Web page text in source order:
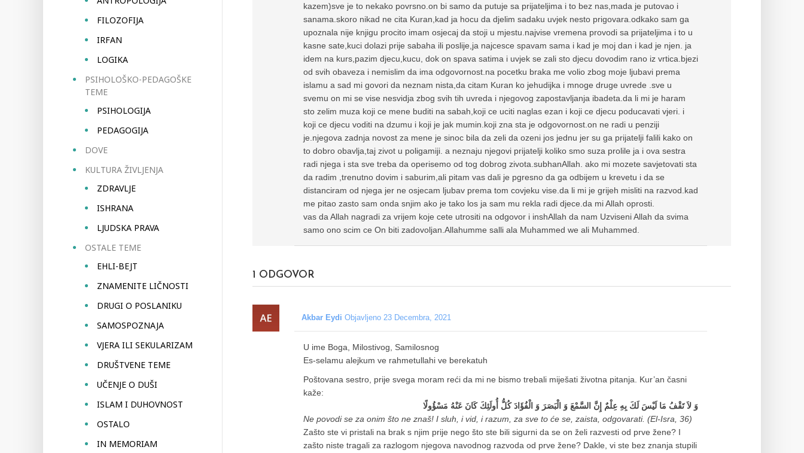
FILOZOFIJA
IRFAN
LOGIKA
PSIHOLOŠKO-PEDAGOŠKE
TEME
PSIHOLOGIJA
PEDAGOGIJA
DOVE
KULTURA ŽIVLJENJA
ZDRAVLJE
ISHRANA
LJUDSKA PRAVA
OSTALE TEME
EHLI-BEJT
ZNAMENITE LIČNOSTI
DRUGI O POSLANIKU
SAMOSPOZNAJA
VJERA ILI SEKULARIZAM
DRUŠTVENE TEME
UČENJE O DUŠI
ISLAM I DUHOVNOST
OSTALO
IN MEMORIAM
kazem)sve je to nekako povrsno.on bi samo da putuje sa prijateljima i to bez nas,mada je putovao i
sanama.skoro nikad ne cita Kuran,kad ja hocu da djelim sadaku uvjek nesto prigovara.odkako sam ga
upoznala nije knjigu procito imam osjecaj da stoji u mjestu.najvise vremena provodi sa prijateljima i to u
kasne sate,kuci dolazi prije sabaha ili poslije,ja najcesce spavam sama i kad je moj dan i kad je njen. ja
idem na kurs,pazim djecu,kucu, dok on spava satima i uvjek se zali sto djecu dovodim rano iz vrtica.bjezi
od svih obaveza i nemislim da ima odgovornost.na pocetku braka me volio zbog moje ljubavi prema
islamu a sad mi govori da neznam nista,da citam Kuran ko jehudijka i mnoge druge uvrede .sve u
svemu on mi se vise nesvidja zbog svih tih uvreda i njegovog zapostavljanja ibadeta.da li mi je haram
sto zelim muza koji ce mene buditi na sabah,koji ce uciti naglas ezan i koji ce djecu poducavati vjeri. i
koji ce djecu voditi na dzumu i koji je jak mumin.koji zna sta je odgovornost.on ne radi u penziji
je.njegova zadnja novost za mene je sinoc bila da zeli da ozeni jos jednu jer su ga prijatelji falili kako on
to dobro obavlja,taj zivot u poligamiji. a neznaju njegovi prijatelji koliko smo suza prolile ja i ova sestra
radi njega i sta sve treba da operisemo od tog dobrog zivota.subhanAllah. ako mi mozete savjetovati sta
da radim ,trenutno dovim i saburim,ali pitam vas dali je pgresno da ga odbijem u krevetu i da se
distanciram od njega jer ne osjecam ljubav prema tom covjeku vise.da li mi je grijeh misliti na razvod.kad
me pitao zasto sam onda snjim ako je tako los ja sam mu rekla radi djece.da mi Allah oprosti.
vas da Allah nagradi za vrijem koje cete utrositi na odgovor i inshAllah da nam Uzviseni Allah da svima
samo ono scim ce On biti zadovoljan.Allahumme salli ala Muhammed we ali Muhammed.
1 ODGOVOR
Akbar Eydi Objavljeno 23 Decembra, 2021
U ime Boga, Milostivog, Samilosnog
Es-selamu alejkum ve rahmetullahi ve berekatuh
Poštovana sestro, prije svega moram reći da mi ne bismo trebali miješati životna pitanja. Kur’an časni
kaže:
وَ لاَ تَقْفُ مَا لَيْسَ لَكَ بِهِ عِلْمٌ إِنَّ السَّمْعَ وَ الْبَصَرَ وَ الْفُؤَادَ كُلُّ أُولَئِكَ كَانَ عَنْهُ مَسْؤُولًا
Ne povodi se za onim što ne znaš! I sluh, i vid, i razum, za sve to će se, zaista, odgovarati. (El-Isra, 36)
Zašto ste vi pristali na brak s njim prije nego što ste bili sigurni da se on želi razvesti od prve žene? I
zašto niste tragali za razlogom njegova navodnog razvoda od prve žene? Dakle, vi ste bez znanja stupili